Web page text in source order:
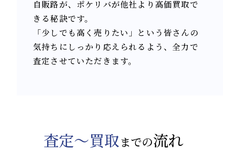
自販路が、ポケリバが他社より高価買取で
きる秘訣です。
「少しでも高く売りたい」という皆さんの
気持ちにしっかり応えられるよう、全力で
査定させていただきます。
査定〜買取までの流れ